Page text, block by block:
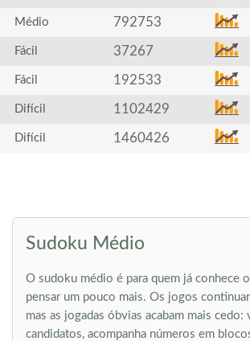
Médio 792753
Fácil 37267
Fácil 192533
Difícil 1102429
Difícil 1460426
Sudoku Médio
O sudoku médio é para quem já conhece
pensar um pouco mais. Os jogos
mas as jogadas óbvias acabam mais cedo:
candidatos, acompanha números em